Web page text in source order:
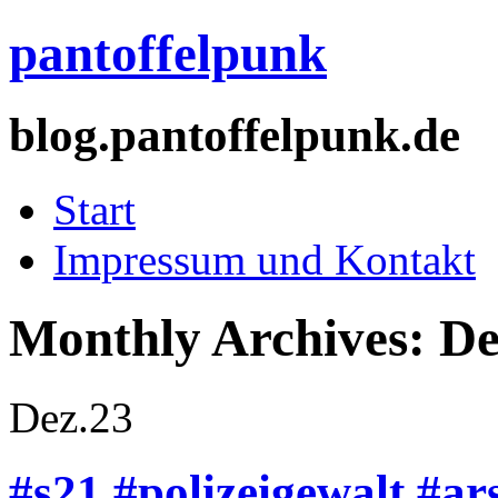
pantoffelpunk
blog.pantoffelpunk.de
Start
Impressum und Kontakt
Monthly Archives:
Dez.23